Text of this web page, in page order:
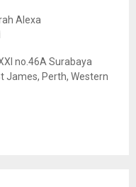
Alexa
no.46A Surabaya
James, Perth, Western